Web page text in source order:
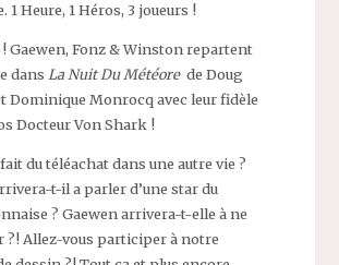
1 Heure, 1 Héros, 3 joueurs !
! Gaewen, Fonz & Winston repartent
dans La Nuit Du Météore de Doug
Dominique Monrocq avec leur fidèle
Docteur Von Shark !
du téléachat dans une autre vie ?
t-il a parler d’une star du
? Gaewen arrivera-t-elle à ne
?! Allez-vous participer à notre